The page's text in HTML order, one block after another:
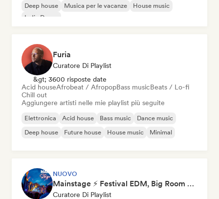
Deep house Musica per le vacanze
House music
Indie Dance
Furia
Curatore Di Playlist
&gt; 3600 risposte date
Acid houseAfrobeat / AfropopBass musicBeats / Lo-fi
Chill out
Aggiungere artisti nelle mie playlist più seguite
Elettronica Acid house Bass music
Dance music
Deep house
Future house House music Minimal
NUOVO
Mainstage ⚡ Festival EDM, Big Room & House Anthems
Curatore Di Playlist